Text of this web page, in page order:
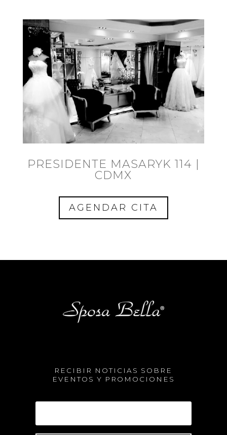
PRESIDENTE MASARYK 114 |
CDMX
AGENDAR CITA
RECIBIR NOTICIAS SOBRE
EVENTOS Y PROMOCIONES